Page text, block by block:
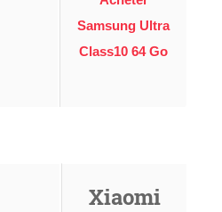
Samsung Ultra
Class10 64 Go
Xiaomi